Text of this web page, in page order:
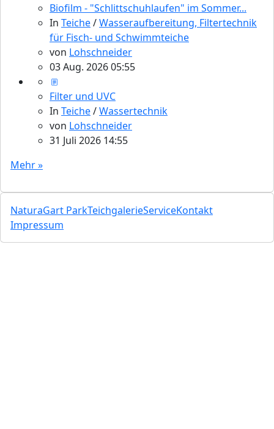
Biofilm - "Schlittschuhlaufen" im Sommer...
In Teiche/Wasseraufbereitung, Filtertechnik
für Fisch- und Schwimmteiche
von Lohschneider
03 Aug. 2026 05:55
Filter und UVC
In Teiche/Wassertechnik
von Lohschneider
31 Juli 2026 14:55
Mehr »
NaturaGart ParkTeichgalerieServiceKontakt
Impressum